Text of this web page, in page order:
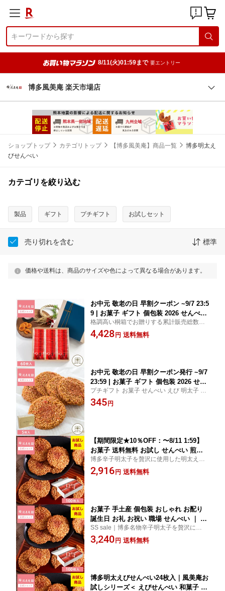
8/11(火)01:59まで 要エントリー
博多風美庵 楽天市場店
ショップトップ カテゴリトップ 【博多風美庵】商品一覧
博多明太え
びせんべい
カテゴリを絞り込む
製品 ギフト プチギフト お試しセット
売り切れを含む 標準
価格や送料は、商品のサイズや色によって異なる場合があります。
お中元 敬老の日 早割クーポン ~9/7 23:5
9 | お菓子 ギフト 個包装 2026 せんべい
｜ 博多風美庵 博多明太えびせんべい 桐
箱 60枚入 【0】 宅急便発送 Agift
格調高い桐箱でお贈りする累計販売総数50
0万箱突破の人気の明太えびせんべいが、本
格ギフトとして登場。大切な方への贈り物
4,428 円 送料無料
お中元 敬老の日 早割クーポン発行 ~9/7
23:59 | お菓子 ギフト 個包装 2026 せん
べい | 博多風美庵 COBACO 博多明太え
びせんべい 5枚 【0】 宅急便発送 Pgift
プチギフト お菓子 せんべい えび 明太子 海
老せんべい ギフト 食べ物 食品 菓子 かわい
い【0】
345 円
【期間限定★10％OFF：〜8/11 1:59】
お菓子 送料無料 お試し せんべい 煎餅
大容量 えび 明太 博多 ｜ 博多風美庵 博
多明太えびせんべい 100枚入 【0】 宅急
博多辛子明太子を贅沢に使用した明太えび
せんべいを大容量の100枚入りの登場で
す。さらに全国送料無料にてお届けします
2,916 円 送料無料
お菓子 手土産 個包装 おしゃれ お配り
誕生日 お礼 お祝い 職場 せんべい ｜ 博
多風美庵 博多明太えびせんべい 100枚
入 【0】 宅急便発送 proper
SS sale｜博多名物辛子明太子を贅沢に使用
した明太えびせんべいを大容量の100枚入
りの登場です。さらに全国送料無料にてお
3,240 円 送料無料
博多明太えびせんべい24枚入｜風美庵お
試しシリーズ＜ えびせんべい 和菓子 博